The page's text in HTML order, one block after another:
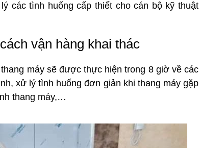
các tình huống cấp thiết cho cán bộ kỹ thuật
vận hàng khai thác
máy sẽ được thực hiện trong 8 giờ về các
xử lý tình huống đơn giản khi thang máy gặp
thang máy,…